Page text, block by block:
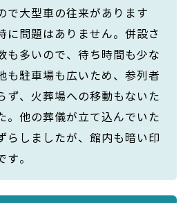
で大型車の往来があります
に問題はありません。併設さ
も多いので、待ち時間も少な
も駐車場も広いため、参列者
ず、火葬場への移動もないた
。他の葬儀が立て込んでいた
らしましたが、館内も暗い印
す。